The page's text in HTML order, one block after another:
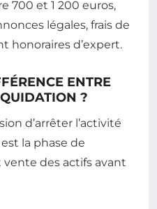
700 et 1 200 euros,
légales, frais de
honoraires d’expert.
ENTRE
?
d’arrêter l’activité
la phase de
des actifs avant